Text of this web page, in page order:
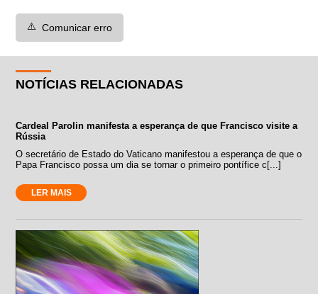
⚠️ Comunicar erro
NOTÍCIAS RELACIONADAS
Cardeal Parolin manifesta a esperança de que Francisco visite a
Rússia
O secretário de Estado do Vaticano manifestou a esperança de que o
Papa Francisco possa um dia se tornar o primeiro pontífice c[...]
LER MAIS